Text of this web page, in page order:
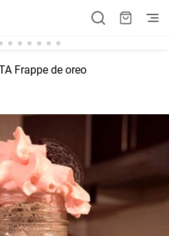
Frappe de oreo